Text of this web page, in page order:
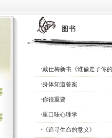
图书
·戴仕梅新书《谁偷走了你
·身体知道答案
·你很重要
·重口味心理学
·《追寻生命的意义》